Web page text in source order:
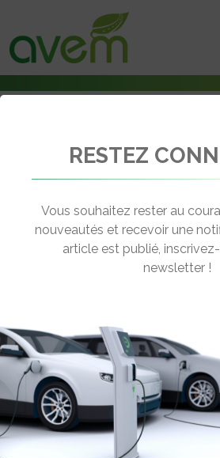
Véhicules utilitaires légers électriques à
UTILITIARE LV CITY
[wppr_avg_rating id="54111"]
Autonomie :70 km
Prix :12 500 HT€
RESTEZ
Vous souhaitez rester au
nouveautés et recevoir une
article est publié,
newsletter !